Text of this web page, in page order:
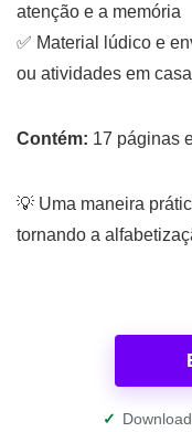
atenção e a memória
✅ Material lúdico e
ou atividades em casa
Contém: 17 páginas
💡 Uma maneira
tornando a
✓